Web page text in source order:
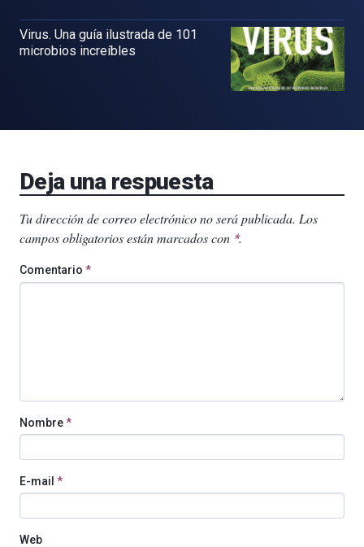
Virus. Una guía ilustrada de 101
microbios increíbles
Deja una respuesta
Tu dirección de correo electrónico no será publicada. Los
campos obligatorios están marcados con *.
Comentario *
Nombre*
E-mail *
Web